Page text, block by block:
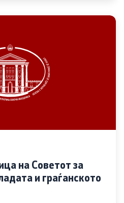
на Советот за
и граѓанското